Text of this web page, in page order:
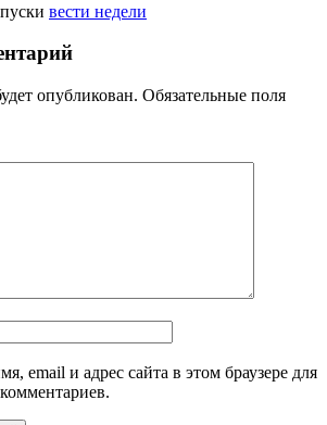
вести недели
опубликован. Обязательные поля
email и адрес сайта в этом браузере для